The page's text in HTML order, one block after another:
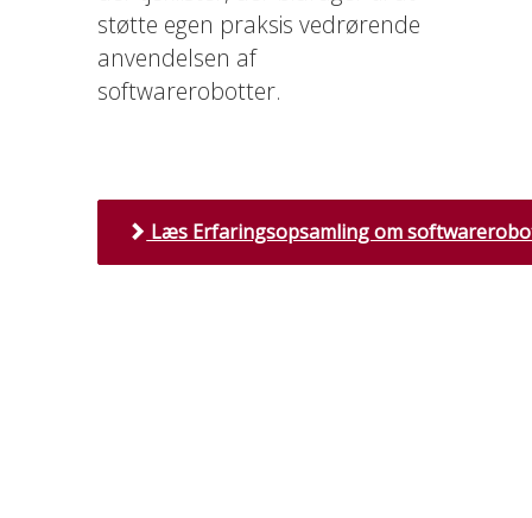
støtte egen praksis vedrørende
anvendelsen af
softwarerobotter.
Læs Erfaringsopsamling om